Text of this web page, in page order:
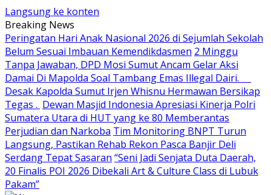
Langsung ke konten
Breaking News
Peringatan Hari Anak Nasional 2026 di Sejumlah Sekolah
Belum Sesuai Imbauan Kemendikdasmen 2 Minggu
Tanpa Jawaban, DPD Mosi Sumut Ancam Gelar Aksi
Damai Di Mapolda Soal Tambang Emas Illegal Dairi.
Desak Kapolda Sumut Irjen Whisnu Hermawan Bersikap
Tegas . Dewan Masjid Indonesia Apresiasi Kinerja Polri
Sumatera Utara di HUT yang ke 80 Memberantas
Perjudian dan Narkoba Tim Monitoring BNPT Turun
Langsung, Pastikan Rehab Rekon Pasca Banjir Deli
Serdang Tepat Sasaran “Seni Jadi Senjata Duta Daerah,
20 Finalis POI 2026 Dibekali Art & Culture Class di Lubuk
Pakam”